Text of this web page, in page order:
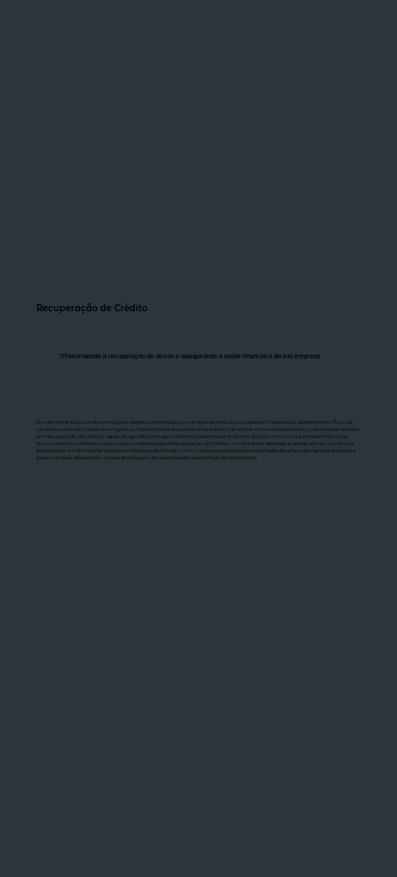
Recuperação de Crédito
Maximizando a recuperação de ativos e assegurando a saúde financeira da sua empresa.
A inadimplência é um dos principais desafios enfrentados por empresas de todos os setores, impactando diretamente o fluxo de
caixa e a sustentabilidade dos negócios. Para enfrentar esse problema, é essencial contar com uma assessoria jurídica especializada
em Recuperação de Crédito, capaz de agir de forma ágil e eficiente para recuperar valores devidos e minimizar perdas financeiras.
Nosso escritório oferece uma solução completa para a Recuperação de Crédito, combinando estratégias extrajudiciais e judiciais
para garantir a máxima efetividade na cobrança de dívidas. Com uma equipe experiente e dedicada, atuamos de maneira assertiva e
personalizada, adaptando nossas abordagens às necessidades específicas de cada cliente.